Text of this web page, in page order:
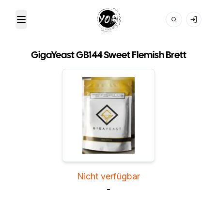
Toggle Menu Your Own Beer
GigaYeast GB144 Sweet Flemish Brett
Nicht verfügbar
-